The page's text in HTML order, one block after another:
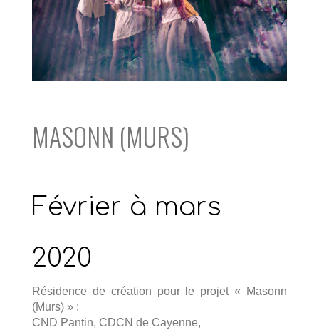
MASONN (MURS)
Février à mars
2020
Résidence de création pour le projet « Masonn
(Murs) » :
CND Pantin, CDCN de Cayenne,